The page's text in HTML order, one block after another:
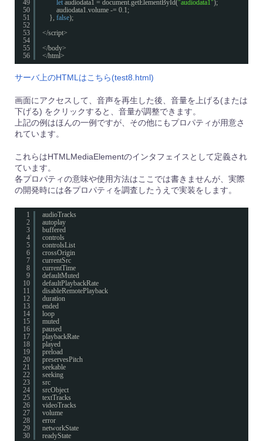
49
50
51
52
53
54
55
56
let audiodata1 = document.getElementById("audiodata1");
audiodata1.volume -= 0.1;
}, false);
</script>
</body>
</html>
サーバ上のHTMLはこちら(test8.html)
画面にアクセスして、音声を再生した後、音量を上げる(または
下げる) をクリックすると、音量が調整できます。
上記の例はほんの一例ですが、その他にもプロパティが用意さ
れています。
これらはHTMLMediaElementのインタフェイスとして定義され
ています。
各プロパティの意味や使用方法はここでは書きませんが、実際
の開発時には各プロパティを調査したうえで実装をします。
1
2
3
4
5
6
7
8
9
10
11
12
13
14
15
16
17
18
19
20
21
22
23
24
25
26
27
28
29
30
audioTracks
autoplay
buffered
controls
controlsList
crossOrigin
currentSrc
currentTime
defaultMuted
defaultPlaybackRate
disableRemotePlayback
duration
ended
loop
muted
paused
playbackRate
played
preload
preservesPitch
seekable
seeking
src
srcObject
textTracks
videoTracks
volume
error
networkState
readyState